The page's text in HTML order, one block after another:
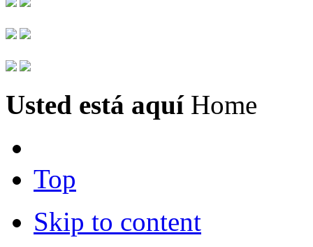
Usted está aquí Home
Top
Skip to content